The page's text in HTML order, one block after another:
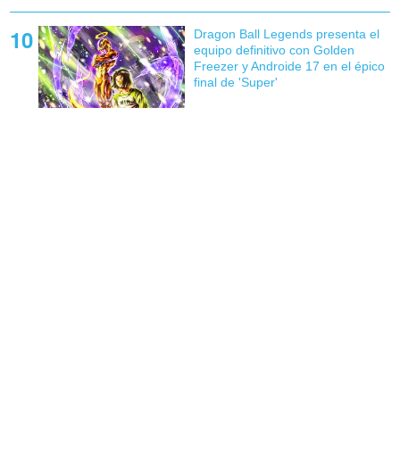
Dragon Ball Legends presenta el
equipo definitivo con Golden
Freezer y Androide 17 en el épico
final de 'Super'